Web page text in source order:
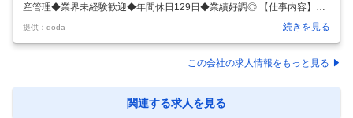
産管理◆業界未経験歓迎◆年間休日129日◆業績好調◎ 【仕事内容】
【湘南】工場・プラント製品の生産管理◆業界未経験歓迎◆年間休日12
9日◆業績好調◎ 【具体的な仕事内容】 【業界未経験歓迎／国内外で事
業を展開するグローバル企業／100年以上続く安定した事業基盤】 ■業
務内容 当社製品のうち工場・プラント向け製品の生産管理業務として、
・受注情報に基づく生産工程の調整、進捗管理 ・製品納期管理ならびに
社内関係部門との調整 ■当社について 当社は、「計測」と「制御」
提供：doda 続きを見る
この会社の求人情報をもっと見る
関連する求人を見る